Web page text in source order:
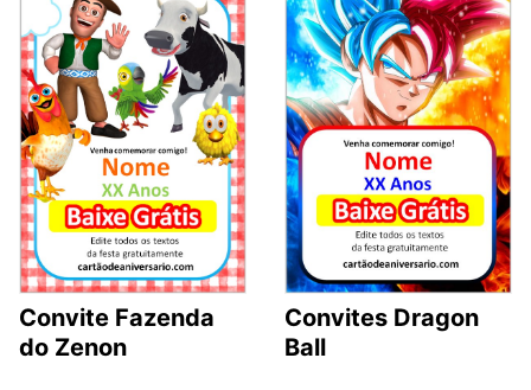
Convite Fazenda
do Zenon
Convites Dragon
Ball